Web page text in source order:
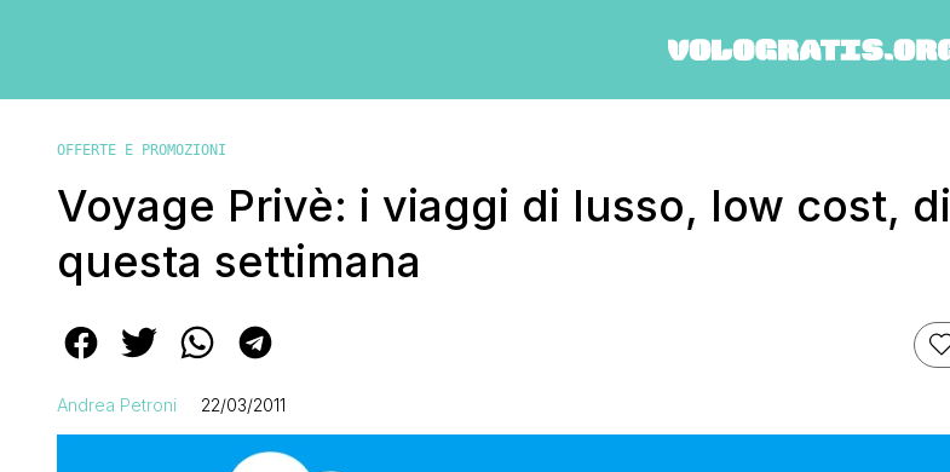
OFFERTE E PROMOZIONI
Voyage Privè: i viaggi di lusso, low cost, di
questa settimana
Andrea Petroni 22/03/2011